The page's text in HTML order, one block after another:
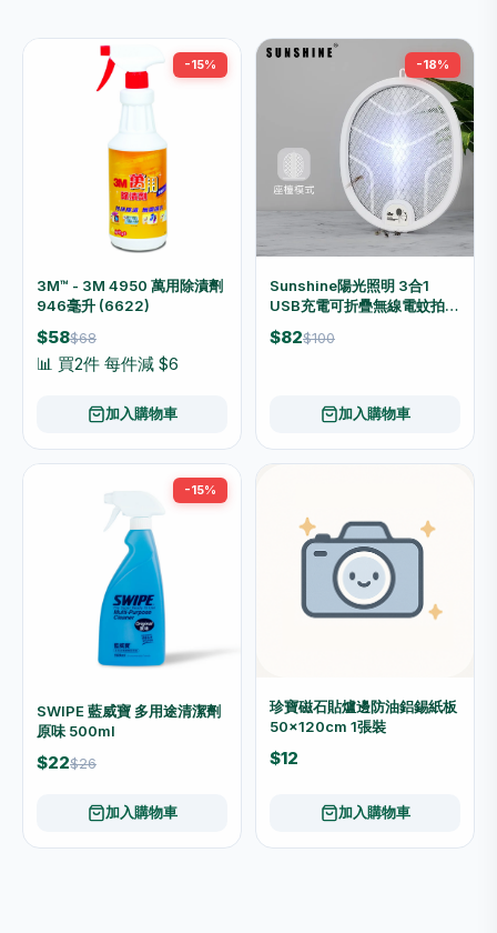
-15%
3M™ - 3M 4950 萬用除漬劑
946毫升 (6622)
$58$68
📊 買2件 每件減 $6
加入購物車
-18%
Sunshine陽光照明 3合1
USB充電可折疊無線電蚊拍
LM08WH
$82$100
加入購物車
-15%
SWIPE 藍威寶 多用途清潔劑
原味 500ml
$22$26
加入購物車
珍寶磁石貼爐邊防油鋁錫紙板
50x120cm 1張裝
$12
加入購物車